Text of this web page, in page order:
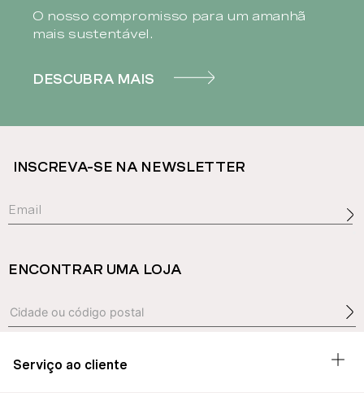
O nosso compromisso para um amanhã
mais sustentável.
DESCUBRA MAIS
INSCREVA-SE NA NEWSLETTER
ENCONTRAR UMA LOJA
Serviço ao cliente